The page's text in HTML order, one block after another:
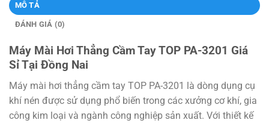
MÔ TẢ
ĐÁNH GIÁ (0)
Máy Mài Hơi Thẳng Cầm Tay TOP PA-3201 Giá
Sỉ Tại Đồng Nai
Máy mài hơi thẳng cầm tay TOP PA-3201 là dòng dụng cụ
khí nén được sử dụng phổ biến trong các xưởng cơ khí, gia
công kim loại và ngành công nghiệp sản xuất. Với thiết kế